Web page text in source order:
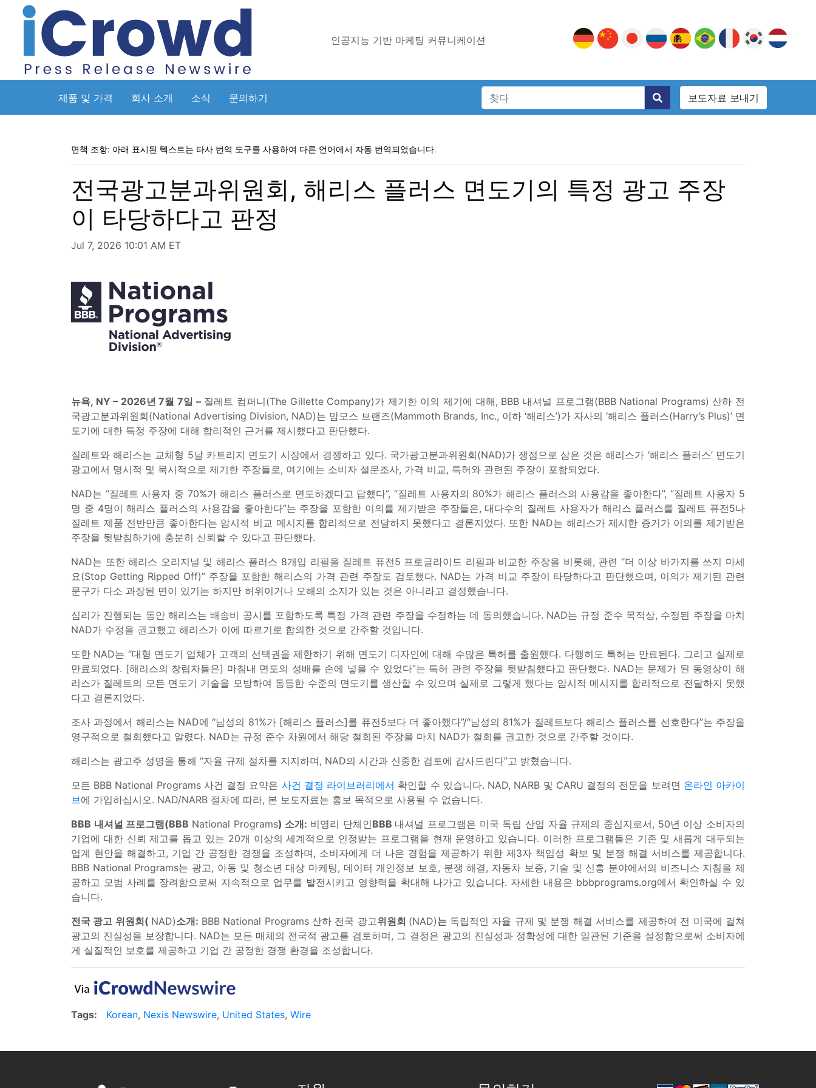
인공지능 기반 마케팅 커뮤니케이션
제품 및 가격 회사 소개 소식 문의하기 보도자료 보내기
면책 조항: 아래 표시된 텍스트는 타사 번역 도구를 사용하여 다른 언어에서 자동 번역되었습니다.
전국광고분과위원회, 해리스 플러스 면도기의 특정 광고 주장
이 타당하다고 판정
Jul 7, 2026 10:01 AM ET
뉴욕, NY – 2026년 7월 7일 –질레트 컴퍼니(The Gillette Company)가 제기한 이의 제기에 대해, BBB 내셔널 프로그램(BBB National Programs) 산하 전
국광고분과위원회(National Advertising Division, NAD)는 맘모스 브랜즈(Mammoth Brands, Inc., 이하 ‘해리스’)가 자사의 ‘해리스 플러스(Harry’s Plus)’ 면
도기에 대한 특정 주장에 대해 합리적인 근거를 제시했다고 판단했다.
질레트와 해리스는 교체형 5날 카트리지 면도기 시장에서 경쟁하고 있다. 국가광고분과위원회(NAD)가 쟁점으로 삼은 것은 해리스가 ‘해리스 플러스’ 면도기
광고에서 명시적 및 묵시적으로 제기한 주장들로, 여기에는 소비자 설문조사, 가격 비교, 특허와 관련된 주장이 포함되었다.
NAD는 “질레트 사용자 중 70%가 해리스 플러스로 면도하겠다고 답했다”, “질레트 사용자의 80%가 해리스 플러스의 사용감을 좋아한다”, “질레트 사용자 5
명 중 4명이 해리스 플러스의 사용감을 좋아한다”는 주장을 포함한 이의를 제기받은 주장들은, 대다수의 질레트 사용자가 해리스 플러스를 질레트 퓨전5나
질레트 제품 전반만큼 좋아한다는 암시적 비교 메시지를 합리적으로 전달하지 못했다고 결론지었다. 또한 NAD는 해리스가 제시한 증거가 이의를 제기받은
주장을 뒷받침하기에 충분히 신뢰할 수 있다고 판단했다.
NAD는 또한 해리스 오리지널 및 해리스 플러스 8개입 리필을 질레트 퓨전5 프로글라이드 리필과 비교한 주장을 비롯해, 관련 “더 이상 바가지를 쓰지 마세
요(Stop Getting Ripped Off)” 주장을 포함한 해리스의 가격 관련 주장도 검토했다. NAD는 가격 비교 주장이 타당하다고 판단했으며, 이의가 제기된 관련
문구가 다소 과장된 면이 있기는 하지만 허위이거나 오해의 소지가 있는 것은 아니라고 결정했습니다.
심리가 진행되는 동안 해리스는 배송비 공시를 포함하도록 특정 가격 관련 주장을 수정하는 데 동의했습니다. NAD는 규정 준수 목적상, 수정된 주장을 마치
NAD가 수정을 권고했고 해리스가 이에 따르기로 합의한 것으로 간주할 것입니다.
또한 NAD는 “대형 면도기 업체가 고객의 선택권을 제한하기 위해 면도기 디자인에 대해 수많은 특허를 출원했다. 다행히도 특허는 만료된다. 그리고 실제로
만료되었다. [해리스의 창립자들은] 마침내 면도의 성배를 손에 넣을 수 있었다”는 특허 관련 주장을 뒷받침했다고 판단했다. NAD는 문제가 된 동영상이 해
리스가 질레트의 모든 면도기 기술을 모방하여 동등한 수준의 면도기를 생산할 수 있으며 실제로 그렇게 했다는 암시적 메시지를 합리적으로 전달하지 못했
다고 결론지었다.
조사 과정에서 해리스는 NAD에 “남성의 81%가 [해리스 플러스]를 퓨전5보다 더 좋아했다”/“남성의 81%가 질레트보다 해리스 플러스를 선호한다”는 주장을
영구적으로 철회했다고 알렸다. NAD는 규정 준수 차원에서 해당 철회된 주장을 마치 NAD가 철회를 권고한 것으로 간주할 것이다.
해리스는 광고주 성명을 통해 “자율 규제 절차를 지지하며, NAD의 시간과 신중한 검토에 감사드린다”고 밝혔습니다.
모든 BBB National Programs 사건 결정 요약은 사건 결정 라이브러리에서 확인할 수 있습니다. NAD, NARB 및 CARU 결정의 전문을 보려면 온라인 아카이
브에 가입하십시오. NAD/NARB 절차에 따라, 본 보도자료는 홍보 목적으로 사용될 수 없습니다.
BBB 내셔널 프로그램(BBB National Programs) 소개: 비영리 단체인BBB 내셔널 프로그램은 미국 독립 산업 자율 규제의 중심지로서, 50년 이상 소비자의
기업에 대한 신뢰 제고를 돕고 있는 20개 이상의 세계적으로 인정받는 프로그램을 현재 운영하고 있습니다. 이러한 프로그램들은 기존 및 새롭게 대두되는
업계 현안을 해결하고, 기업 간 공정한 경쟁을 조성하며, 소비자에게 더 나은 경험을 제공하기 위한 제3자 책임성 확보 및 분쟁 해결 서비스를 제공합니다.
BBB National Programs는 광고, 아동 및 청소년 대상 마케팅, 데이터 개인정보 보호, 분쟁 해결, 자동차 보증, 기술 및 신흥 분야에서의 비즈니스 지침을 제
공하고 모범 사례를 장려함으로써 지속적으로 업무를 발전시키고 영향력을 확대해 나가고 있습니다. 자세한 내용은 bbbprograms.org에서 확인하실 수 있
습니다.
전국 광고 위원회( NAD)소개: BBB National Programs 산하 전국 광고위원회 (NAD)는 독립적인 자율 규제 및 분쟁 해결 서비스를 제공하여 전 미국에 걸쳐
광고의 진실성을 보장합니다. NAD는 모든 매체의 전국적 광고를 검토하며, 그 결정은 광고의 진실성과 정확성에 대한 일관된 기준을 설정함으로써 소비자에
게 실질적인 보호를 제공하고 기업 간 공정한 경쟁 환경을 조성합니다.
Tags: Korean, Nexis Newswire, United States, Wire